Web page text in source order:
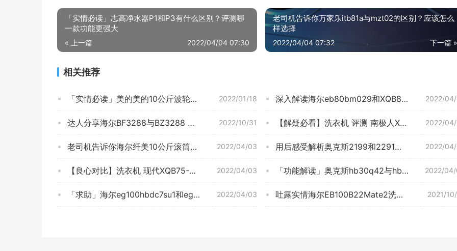
「实情必读」志高净水器P1和P3有什么区别？评测哪
一款功能更强大
« 上一篇 2022/04/04 07:30
老司机告诉你万家乐itb81a与mzt02的区别？应该怎么
样选择
下一篇 »
2022/04/04 07:32
相关推荐
2022/01/18
「实情必读」美的美的10公斤波轮洗衣机评测结果怎么样？不值得买吗？ 2022/
深入解读海尔eb80bm029和XQB80—BZ1269哪个好？只选对的不选贵的
2022/10/31
达人分享海尔BF3288与BZ3288 哪个更好用？到底要怎么选择 2022/
【解疑必看】洗衣机 评测 南极人XP30-65KG 效果怎么样？优缺点质量分析参考！
2022/04/03
老司机告诉你海尔纤美10公斤滚筒洗衣机怎么样？评测不看后悔 2022/
用后感受解析奥克斯2199和2291区别哪个好？谁是性价比之王
2022/04/03
【良心对比】洗衣机 现代XQB75-HAS801Z 实际效果怎么样？深度剖析测评质量好不好！ 2022/
「功能解读」奥克斯hb30q42与hb30q50区别 哪个更好用？评测结果不看后悔
2022/04/03
「求助」海尔eg100hbdc7su1和eg100hbdc159s有什么不同？良心点评配置区别 2021/
吐露实情海尔EB100B22Mate2洗衣机评测结果怎么样？不值得买吗？